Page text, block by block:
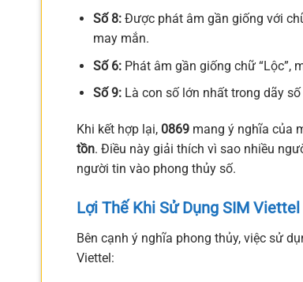
Số 8:Được phát âm gần giống với
may mắn.
Số 6:Phát âm gần giống chữ “Lộc”,
Số 9:Là con số lớn nhất trong dãy
Khi kết hợp lại, 0869 mang ý nghĩa của
tồn. Điều này giải thích vì sao nhiều
người tin vào phong thủy số.
Lợi Thế Khi Sử Dụng SIM
Bên cạnh ý nghĩa phong thủy, việc sử
Viettel: